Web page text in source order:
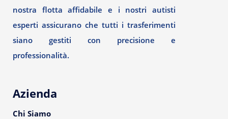
nostra flotta affidabile e i nostri autisti
esperti assicurano che tutti i trasferimenti
siano gestiti con precisione e
professionalità.
Azienda
Chi Siamo